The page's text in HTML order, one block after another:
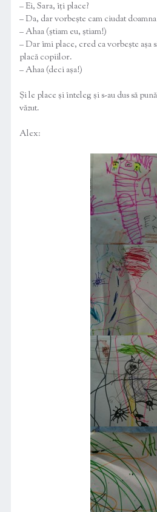
– Ei, Sara, îți place?
– Da, dar vorbește cam ciudat
– Ahaa (știam eu, știam!)
– Dar îmi place, cred ca vorbește așa
placă copiilor.
– Ahaa (deci așa!)
Și le place și înteleg și s-au dus să
văzut.
Alex: